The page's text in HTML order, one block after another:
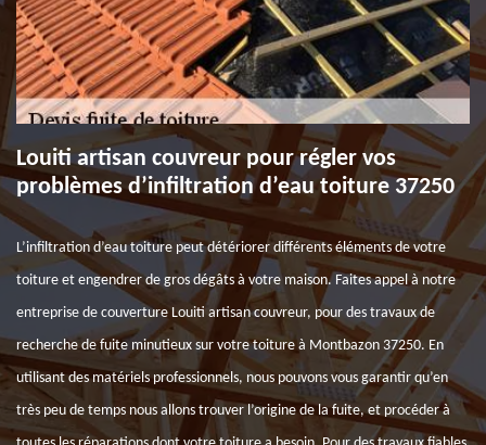
Louiti artisan couvreur pour régler vos
problèmes d’infiltration d’eau toiture 37250
L’infiltration d’eau toiture peut détériorer différents éléments de votre
toiture et engendrer de gros dégâts à votre maison. Faites appel à notre
entreprise de couverture Louiti artisan couvreur, pour des travaux de
recherche de fuite minutieux sur votre toiture à Montbazon 37250. En
utilisant des matériels professionnels, nous pouvons vous garantir qu’en
très peu de temps nous allons trouver l’origine de la fuite, et procéder à